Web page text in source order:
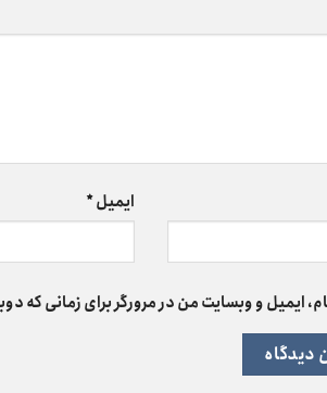
ایمیل*
ایمیل و وبسایت من در مرورگر برای زمانی که